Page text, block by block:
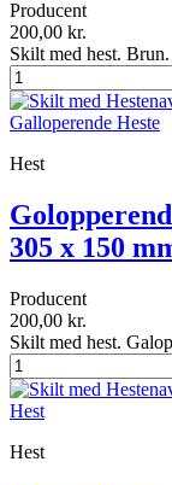
Producent
200,00 kr.
Skilt med hest. Brun.
Hest
305 x 150
Producent
200,00 kr.
Skilt med hest.
Hest